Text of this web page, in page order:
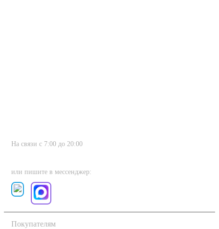
На связи с 7:00 до 20:00
или пишите в мессенджер:
Покупателям